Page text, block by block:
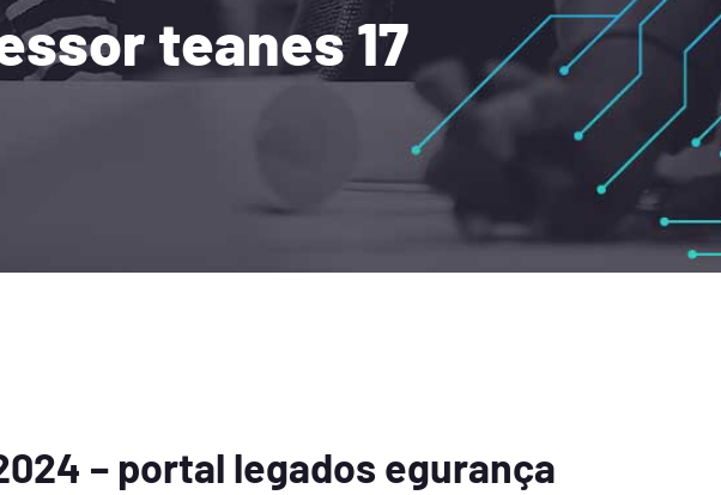
teanes 17
– portal legados egurança